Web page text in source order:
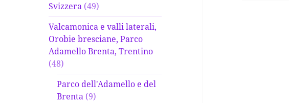
Svizzera (49)
Valcamonica e valli laterali,
Orobie bresciane, Parco
Adamello Brenta, Trentino
(48)
Parco dell'Adamello e del
Brenta (9)